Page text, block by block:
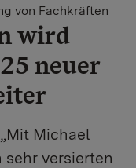
von Fachkräften
wird
neuer
Michael
versierten